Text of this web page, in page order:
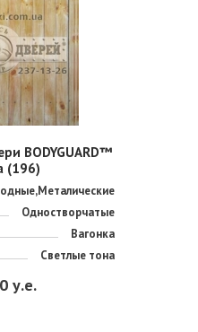
BODYGUARD™
(196)
Одностворчатые
Вагонка
Светлые тона
у.е.